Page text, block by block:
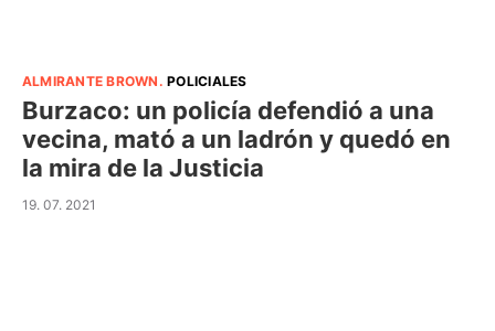
ALMIRANTE BROWN .POLICIALES
Burzaco: un policía defendió a una
vecina, mató a un ladrón y quedó en
la mira de la Justicia
19. 07. 2021